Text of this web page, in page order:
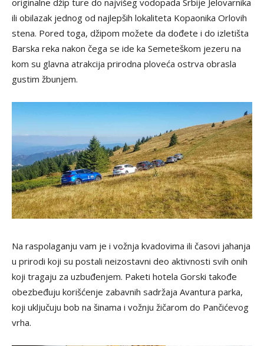
originalne džip ture do najvišeg vodopada Srbije Jelovarnika
ili obilazak jednog od najlepših lokaliteta Kopaonika Orlovih
stena. Pored toga, džipom možete da dođete i do izletišta
Barska reka nakon čega se ide ka Semeteškom jezeru na
kom su glavna atrakcija prirodna ploveća ostrva obrasla
gustim žbunjem.
Na raspolaganju vam je i vožnja kvadovima ili časovi jahanja
u prirodi koji su postali neizostavni deo aktivnosti svih onih
koji tragaju za uzbuđenjem. Paketi hotela Gorski takođe
obezbeđuju korišćenje zabavnih sadržaja Avantura parka,
koji uključuju bob na šinama i vožnju žičarom do Pančićevog
vrha.